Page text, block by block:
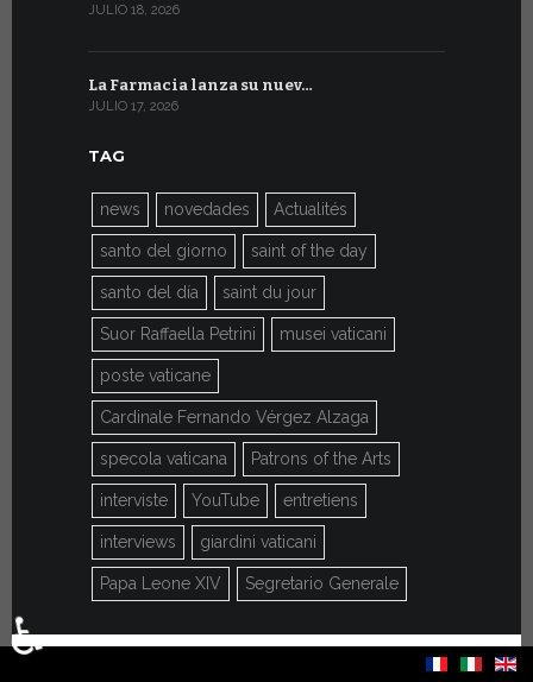
JULIO 18, 2026
La Farmacia lanza su nuev…
JULIO 17, 2026
TAG
news novedades Actualités
santo del giorno saint of the day
santo del día saint du jour
Suor Raffaella Petrini musei vaticani
poste vaticane
Cardinale Fernando Vérgez Alzaga
specola vaticana Patrons of the Arts
interviste YouTube entretiens
interviews giardini vaticani
Papa Leone XIV Segretario Generale
Seleccione su idioma